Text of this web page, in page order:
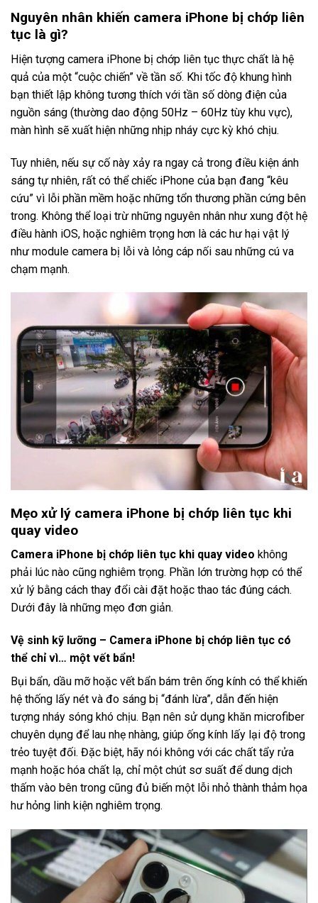
Nguyên nhân khiến camera iPhone bị chớp liên
tục là gì?
Hiện tượng camera iPhone bị chớp liên tục thực chất là hệ
quả của một “cuộc chiến” về tần số. Khi tốc độ khung hình
bạn thiết lập không tương thích với tần số dòng điện của
nguồn sáng (thường dao động 50Hz – 60Hz tùy khu vực),
màn hình sẽ xuất hiện những nhịp nháy cực kỳ khó chịu.
Tuy nhiên, nếu sự cố này xảy ra ngay cả trong điều kiện ánh
sáng tự nhiên, rất có thể chiếc iPhone của bạn đang “kêu
cứu” vì lỗi phần mềm hoặc những tổn thương phần cứng bên
trong. Không thể loại trừ những nguyên nhân như xung đột hệ
điều hành iOS, hoặc nghiêm trọng hơn là các hư hại vật lý
như module camera bị lỗi và lỏng cáp nối sau những cú va
chạm mạnh.
Mẹo xử lý camera iPhone bị chớp liên tục khi
quay video
Camera iPhone bị chớp liên tục khi quay video không
phải lúc nào cũng nghiêm trọng. Phần lớn trường hợp có thể
xử lý bằng cách thay đổi cài đặt hoặc thao tác đúng cách.
Dưới đây là những mẹo đơn giản.
Vệ sinh kỹ lưỡng – Camera iPhone bị chớp liên tục có
thể chỉ vì… một vết bẩn!
Bụi bẩn, dầu mỡ hoặc vết bẩn bám trên ống kính có thể khiến
hệ thống lấy nét và đo sáng bị “đánh lừa”, dẫn đến hiện
tượng nháy sóng khó chịu. Bạn nên sử dụng khăn microfiber
chuyên dụng để lau nhẹ nhàng, giúp ống kính lấy lại độ trong
trẻo tuyệt đối. Đặc biệt, hãy nói không với các chất tẩy rửa
mạnh hoặc hóa chất lạ, chỉ một chút sơ suất để dung dịch
thấm vào bên trong cũng đủ biến một lỗi nhỏ thành thảm họa
hư hỏng linh kiện nghiêm trọng.